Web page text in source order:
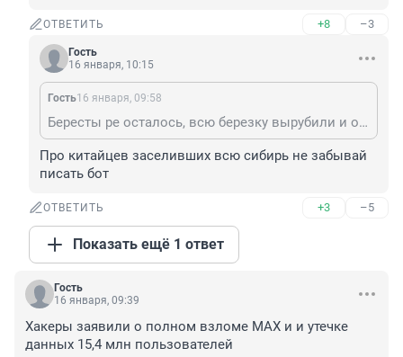
ОТВЕТИТЬ +8 –3
Гость
16 января, 10:15
Гость16 января, 09:58
Бересты ре осталось, всю березку вырубили и отдали "старшим братьям"
Про китайцев заселивших всю сибирь не забывай
писать бот
ОТВЕТИТЬ +3 –5
Показать ещё 1 ответ
Гость
16 января, 09:39
Хакеры заявили о полном взломе MAX и и утечке
данных 15,4 млн пользователей